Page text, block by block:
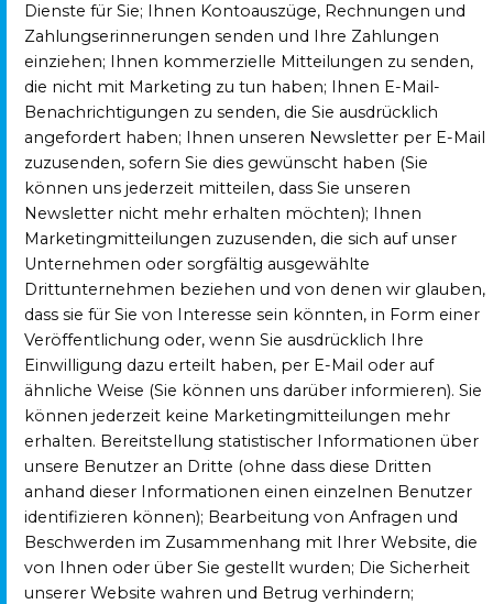
Dienste für Sie; Ihnen Kontoauszüge, Rechnungen und
Zahlungserinnerungen senden und Ihre Zahlungen
einziehen; Ihnen kommerzielle Mitteilungen zu senden,
die nicht mit Marketing zu tun haben; Ihnen E-Mail-
Benachrichtigungen zu senden, die Sie ausdrücklich
angefordert haben; Ihnen unseren Newsletter per E-Mail
zuzusenden, sofern Sie dies gewünscht haben (Sie
können uns jederzeit mitteilen, dass Sie unseren
Newsletter nicht mehr erhalten möchten); Ihnen
Marketingmitteilungen zuzusenden, die sich auf unser
Unternehmen oder sorgfältig ausgewählte
Drittunternehmen beziehen und von denen wir glauben,
dass sie für Sie von Interesse sein könnten, in Form einer
Veröffentlichung oder, wenn Sie ausdrücklich Ihre
Einwilligung dazu erteilt haben, per E-Mail oder auf
ähnliche Weise (Sie können uns darüber informieren). Sie
können jederzeit keine Marketingmitteilungen mehr
erhalten. Bereitstellung statistischer Informationen über
unsere Benutzer an Dritte (ohne dass diese Dritten
anhand dieser Informationen einen einzelnen Benutzer
identifizieren können); Bearbeitung von Anfragen und
Beschwerden im Zusammenhang mit Ihrer Website, die
von Ihnen oder über Sie gestellt wurden; Die Sicherheit
unserer Website wahren und Betrug verhindern;